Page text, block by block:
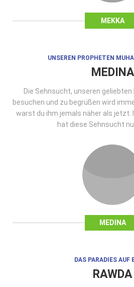
MEKKA
MEDINA
UNSEREN PROPHETEN
MEDINA
Die Sehnsucht, unseren
besuchen und zu begrüßen wird
warst du ihm jemals näher als jetzt.
hat diese Sehnsucht
DAS PARADIES AUF
RAWDA